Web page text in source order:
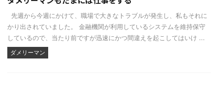
先週から今週にかけて、職場で大きなトラブルが発生し、私もそれに
かり出されていました。 金融機関が利用しているシステムを維持保守
しているので、当たり前ですが迅速にかつ間違えを起こしてはいけ ...
ダメリーマン